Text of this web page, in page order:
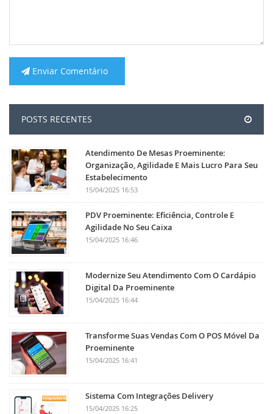
POSTS RECENTES
Atendimento De Mesas Proeminente:
Organização, Agilidade E Mais Lucro Para Seu
Estabelecimento
15/04/2025 16:53
PDV Proeminente: Eficiência, Controle E
Agilidade No Seu Caixa
15/04/2025 16:46
Modernize Seu Atendimento Com O Cardápio
Digital Da Proeminente
15/04/2025 16:44
Transforme Suas Vendas Com O POS Móvel Da
Proeminente
15/04/2025 16:41
Sistema Com Integrações Delivery
15/04/2025 16:25